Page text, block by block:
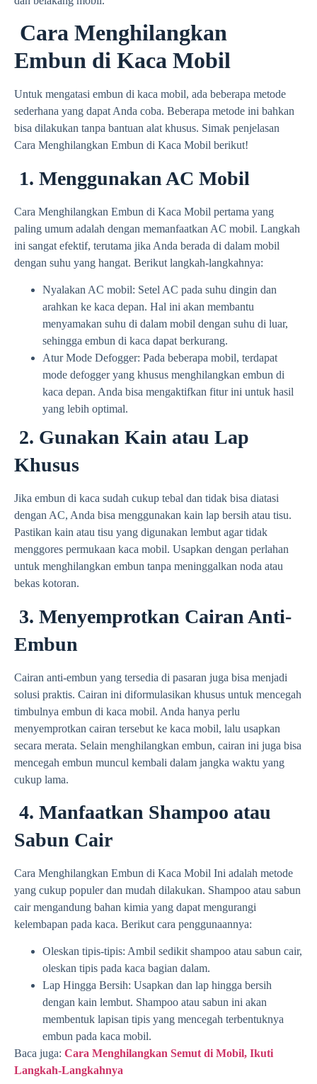
Cara Menghilangkan
Embun di Kaca Mobil
Untuk mengatasi embun di kaca mobil, ada beberapa metode
sederhana yang dapat Anda coba. Beberapa metode ini bahkan
bisa dilakukan tanpa bantuan alat khusus. Simak penjelasan
Cara Menghilangkan Embun di Kaca Mobil berikut!
1. Menggunakan AC Mobil
Cara Menghilangkan Embun di Kaca Mobil pertama yang
paling umum adalah dengan memanfaatkan AC mobil. Langkah
ini sangat efektif, terutama jika Anda berada di dalam mobil
dengan suhu yang hangat. Berikut langkah-langkahnya:
Nyalakan AC mobil: Setel AC pada suhu dingin dan
arahkan ke kaca depan. Hal ini akan membantu
menyamakan suhu di dalam mobil dengan suhu di luar,
sehingga embun di kaca dapat berkurang.
Atur Mode Defogger: Pada beberapa mobil, terdapat
mode defogger yang khusus menghilangkan embun di
kaca depan. Anda bisa mengaktifkan fitur ini untuk hasil
yang lebih optimal.
2. Gunakan Kain atau Lap
Khusus
Jika embun di kaca sudah cukup tebal dan tidak bisa diatasi
dengan AC, Anda bisa menggunakan kain lap bersih atau tisu.
Pastikan kain atau tisu yang digunakan lembut agar tidak
menggores permukaan kaca mobil. Usapkan dengan perlahan
untuk menghilangkan embun tanpa meninggalkan noda atau
bekas kotoran.
3. Menyemprotkan Cairan Anti-
Embun
Cairan anti-embun yang tersedia di pasaran juga bisa menjadi
solusi praktis. Cairan ini diformulasikan khusus untuk mencegah
timbulnya embun di kaca mobil. Anda hanya perlu
menyemprotkan cairan tersebut ke kaca mobil, lalu usapkan
secara merata. Selain menghilangkan embun, cairan ini juga bisa
mencegah embun muncul kembali dalam jangka waktu yang
cukup lama.
4. Manfaatkan Shampoo atau
Sabun Cair
Cara Menghilangkan Embun di Kaca Mobil Ini adalah metode
yang cukup populer dan mudah dilakukan. Shampoo atau sabun
cair mengandung bahan kimia yang dapat mengurangi
kelembapan pada kaca. Berikut cara penggunaannya:
Oleskan tipis-tipis: Ambil sedikit shampoo atau sabun cair,
oleskan tipis pada kaca bagian dalam.
Lap Hingga Bersih: Usapkan dan lap hingga bersih
dengan kain lembut. Shampoo atau sabun ini akan
membentuk lapisan tipis yang mencegah terbentuknya
embun pada kaca mobil.
Baca juga: Cara Menghilangkan Semut di Mobil, Ikuti
Langkah-Langkahnya